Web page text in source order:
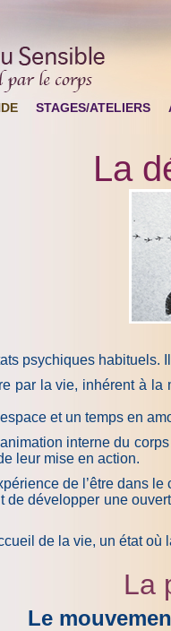
STAGES/ATELIERS
La
psychiques
par la vie, inhérent à
et un temps en
interne du
leur mise en action.
de l’être dans le
développer une
de la vie, un état
La
Le